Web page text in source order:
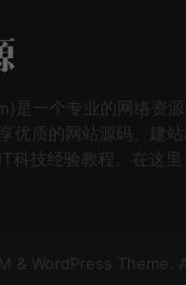
是一个专业的网络资源
优质的网站源码、建站
科技经验教程。在这里
& WordPress Theme.